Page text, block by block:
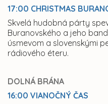
17:00 CHRISTMAS
Skvelá hudobná párty
Buranovského a jeho
úsmevom a slovenskými
rádiového éteru.
DOLNÁ BRÁNA
16:00 VIANOČNÝ ČAS